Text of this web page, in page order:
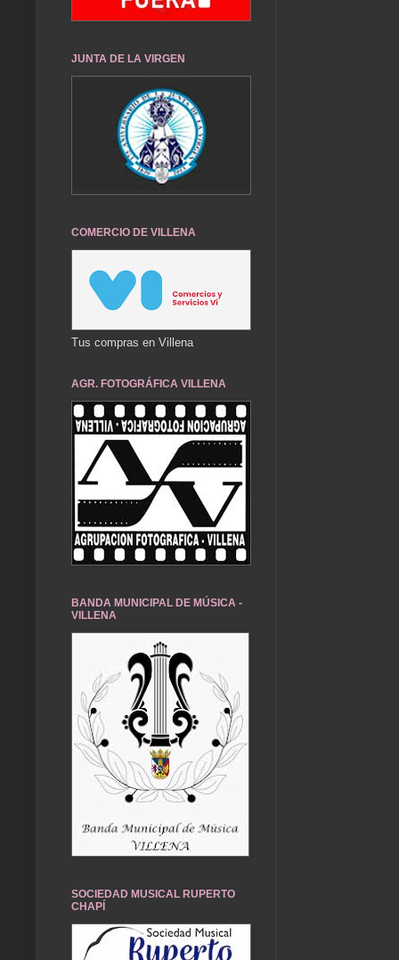
JUNTA DE LA VIRGEN
COMERCIO DE VILLENA
Tus compras en Villena
AGR. FOTOGRÁFICA VILLENA
BANDA MUNICIPAL DE MÚSICA -
VILLENA
SOCIEDAD MUSICAL RUPERTO
CHAPÍ